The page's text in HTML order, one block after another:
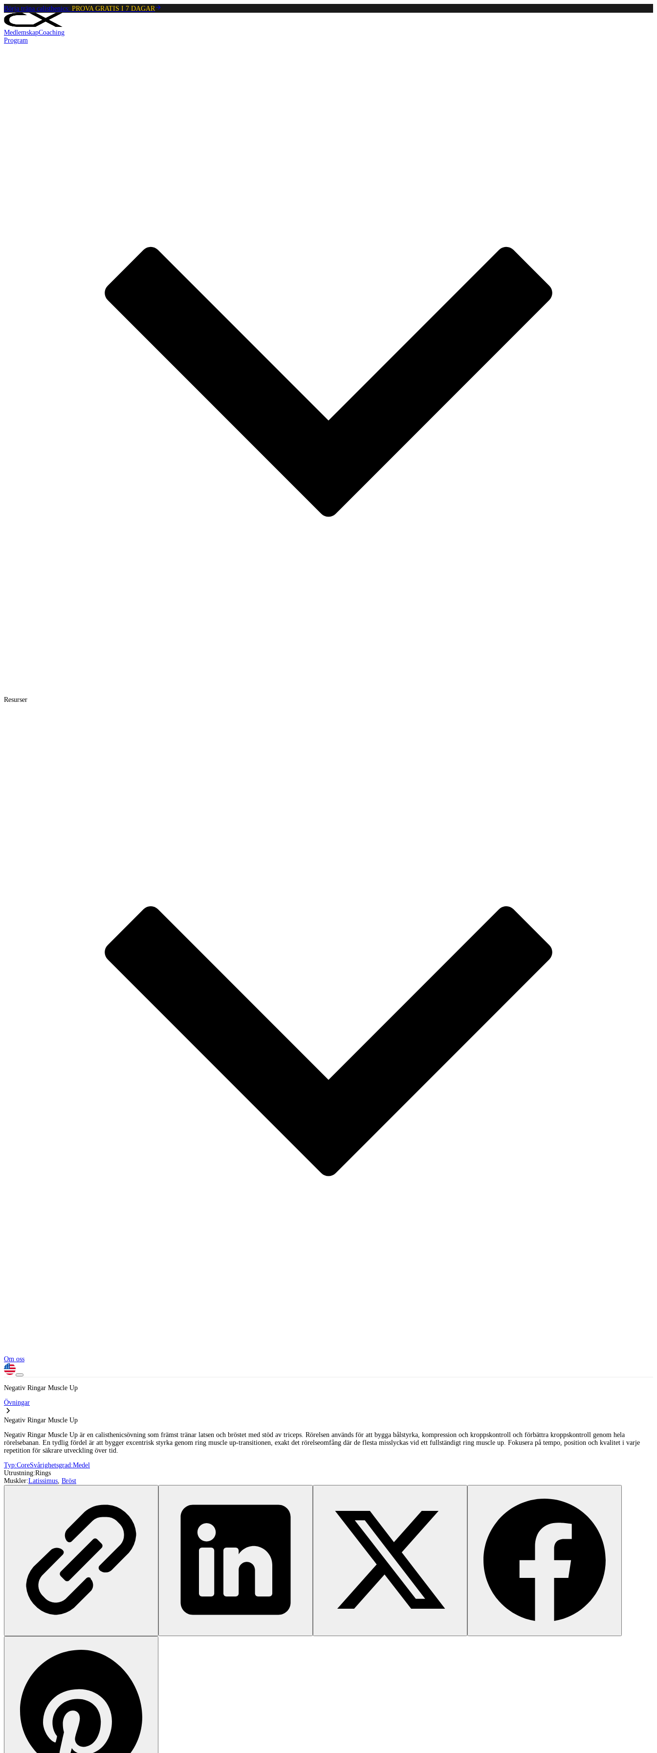
Börja träna calisthenics: PROVA GRATIS I 7 DAGAR
MedlemskapCoaching
Program
Resurser
Om oss
Negativ Ringar Muscle Up
Övningar
Negativ Ringar Muscle Up
Negativ Ringar Muscle Up är en calisthenicsövning som främst tränar latsen och bröstet med stöd av triceps. Rörelsen används för att bygga bålstyrka, kompression och kroppskontroll och förbättra kroppskontroll genom hela
rörelsebanan. En tydlig fördel är att bygger excentrisk styrka genom ring muscle up-transitionen, exakt det rörelseomfång där de flesta misslyckas vid ett fullständigt ring muscle up. Fokusera på tempo, position och kvalitet i varje
repetition för säkrare utveckling över tid.
Typ:CoreSvårighetsgrad:Medel
Utrustning:Rings
Muskler:Latissimus, Bröst